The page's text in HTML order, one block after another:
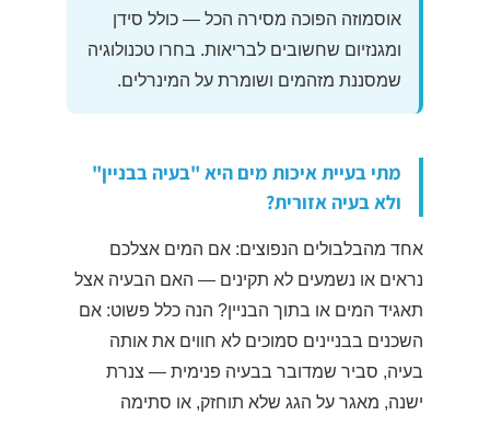
אוסמוזה הפוכה מסירה הכל — כולל סידן
ומגנזיום שחשובים לבריאות. בחרו טכנולוגיה
שמסננת מזהמים ושומרת על המינרלים.
מתי בעיית איכות מים היא "בעיה בבניין"
ולא בעיה אזורית?
אחד מהבלבולים הנפוצים: אם המים אצלכם
נראים או נשמעים לא תקינים — האם הבעיה אצל
תאגיד המים או בתוך הבניין? הנה כלל פשוט: אם
השכנים בבניינים סמוכים לא חווים את אותה
בעיה, סביר שמדובר בבעיה פנימית — צנרת
ישנה, מאגר על הגג שלא תוחזק, או סתימה